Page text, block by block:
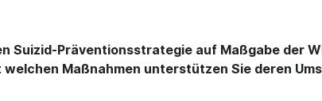
Suizid-Präventionsstrategie auf Maßgabe der
Maßnahmen unterstützen Sie deren